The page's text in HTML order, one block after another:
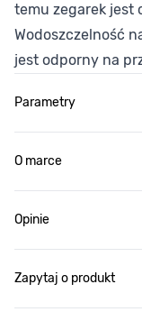
temu zegarek jest
Wodoszczelność
jest odporny na
Parametry
O marce
Opinie
Zapytaj o produkt